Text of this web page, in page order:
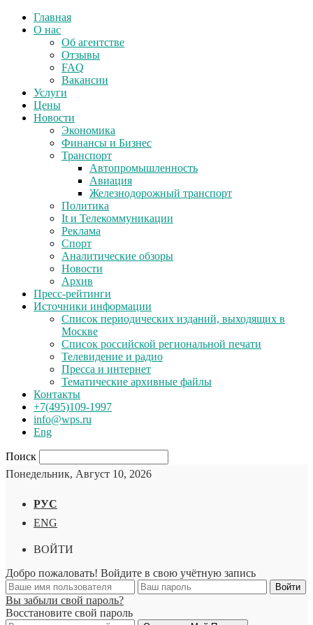
Главная
О нас
Об агентстве
Отзывы
FAQ
Вакансии
Услуги
Цены
Новости
Экономика
Финансы и Бизнес
Транспорт
Автопромышленность
Авиация
Железнодорожный транспорт
Политика
It и Телекоммуникации
Реклама
Спорт
Аналитические обзоры
Новости
Архив
Пресс-рейтинги
Источники информации
Список периодических изданий, выходящих в
Москве
Список российской региональной печати
Телевидение и радио
Пресса и интернет
Тематические архивные файлы
Контакты
+7(495)109-1997
info@wps.ru
Eng
Поиск
Понедельник, Август 10, 2026
РУС
ENG
ВОЙТИ
Добро пожаловать! Войдите в свою учётную запись
Вы забыли свой пароль?
Восстановите свой пароль